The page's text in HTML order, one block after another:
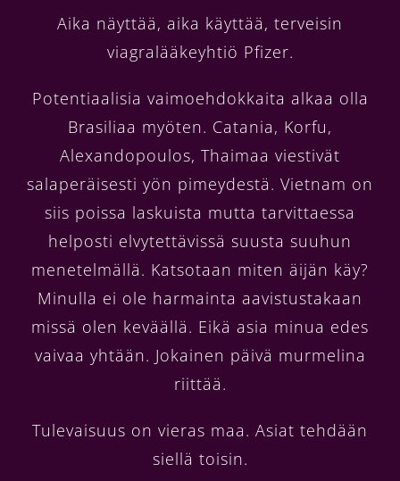
Aika näyttää, aika käyttää, terveisin
viagralääkeyhtiö Pfizer.
Potentiaalisia vaimoehdokkaita alkaa olla
Brasiliaa myöten. Catania, Korfu,
Alexandopoulos, Thaimaa viestivät
salaperäisesti yön pimeydestä. Vietnam on
siis poissa laskuista mutta tarvittaessa
helposti elvytettävissä suusta suuhun
menetelmällä. Katsotaan miten äijän käy?
Minulla ei ole harmainta aavistustakaan
missä olen keväällä. Eikä asia minua edes
vaivaa yhtään. Jokainen päivä murmelina
riittää.
Tulevaisuus on vieras maa. Asiat tehdään
siellä toisin.